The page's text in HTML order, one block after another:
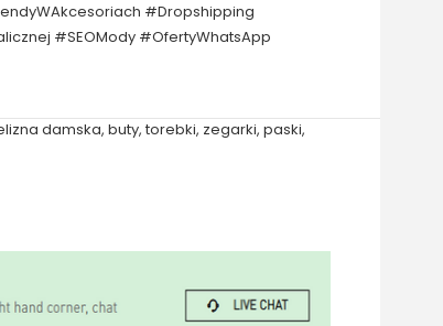
#Dropshipping
#SEOMody #OfertyWhatsApp
damska, buty, torebki, zegarki, paski,